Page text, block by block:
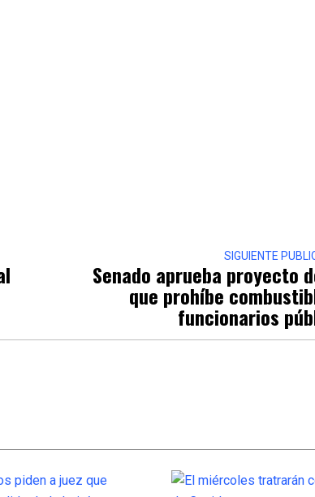
SIGUIENTE
Senado aprueba proyecto
que prohíbe
funcionarios